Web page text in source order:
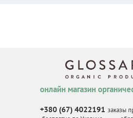
онлайн магазин
+380 (67) 4022191 заказы